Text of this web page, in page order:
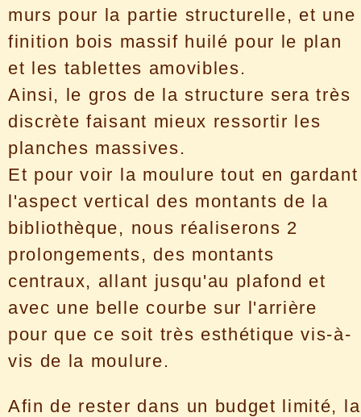
murs pour la partie structurelle, et une
finition bois massif huilé pour le plan
et les tablettes amovibles.
Ainsi, le gros de la structure sera très
discrète faisant mieux ressortir les
planches massives.
Et pour voir la moulure tout en gardant
l'aspect vertical des montants de la
bibliothèque, nous réaliserons 2
prolongements, des montants
centraux, allant jusqu'au plafond et
avec une belle courbe sur l'arrière
pour que ce soit très esthétique vis-à-
vis de la moulure.
Afin de rester dans un budget limité, la